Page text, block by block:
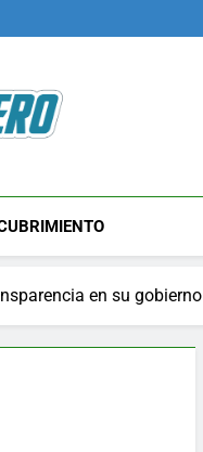
en su gobierno